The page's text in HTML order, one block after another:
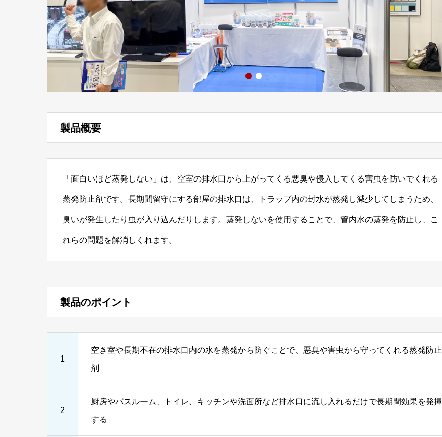
製品概要
「面白いほど蒸発しない」は、空室の排水口から上がってくる悪臭や侵入してくる害虫を防いでくれる
蒸発防止剤です。長期間留守にする部屋の排水口は、トラップ内の封水が蒸発し減少してしまうため、
臭いが発生したり虫が入り込んだりします。蒸発しないを使用することで、管内水の蒸発を防止し、こ
れらの問題を解消しくれます。
製品のポイント
1
空き室や長期不在の排水口内の水を蒸発から防ぐことで、悪臭や害虫から守ってくれる蒸発防止
剤
2
厨房やバスルーム、トイレ、キッチンや洗面所など排水口に流し入れるだけで長期間効果を発揮
する